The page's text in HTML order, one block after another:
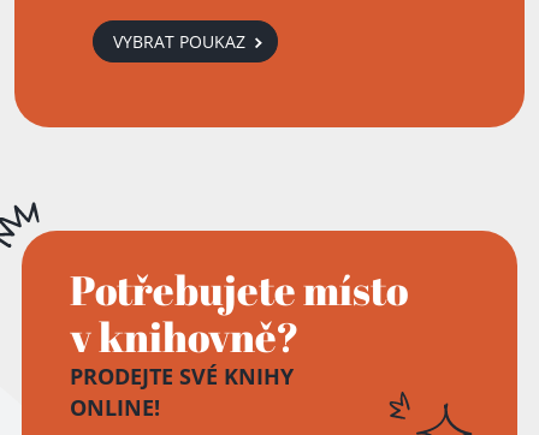
VYBRAT POUKAZ
Potřebujete místo
v knihovně?
PRODEJTE SVÉ KNIHY
ONLINE!